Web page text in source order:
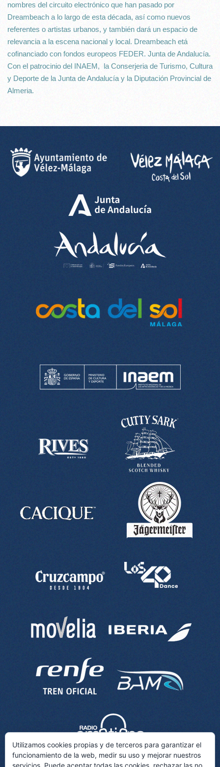
nombres del circuito electrónico que han pasado por
Dreambeach a lo largo de esta década, así como nuevos
referentes o artistas urbanos, y también dará un espacio de
relevancia a la escena nacional y local. Dreambeach etá
cofinanciado con fondos europeos FEDER. Junta de Andalucía.
Con el patrocinio del INAEM, la Conserjeria de Turismo, Cultura
y Deporte de la Junta de Andalucía y la Diputación Provincial de
Almeria.
Utilizamos cookies propias y de terceros para garantizar el
funcionamiento de la web, medir su uso y mejorar nuestros
servicios. Puede aceptar todas las cookies, rechazar las no